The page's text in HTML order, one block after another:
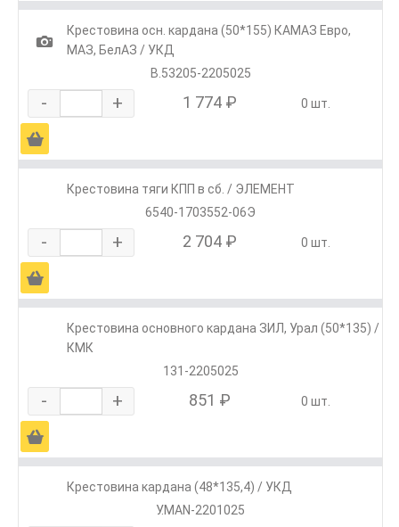
1
Крестовина осн. кардана (50*155) КАМАЗ Евро,
МАЗ, БелАЗ / УКД
В.53205-2205025
- + 1 774 ₽ 0 шт.
Ä
Крестовина тяги КПП в сб. / ЭЛЕМЕНТ
6540-1703552-06Э
- + 2 704 ₽ 0 шт.
Ä
Крестовина основного кардана ЗИЛ, Урал (50*135) /
КМК
131-2205025
- + 851 ₽ 0 шт.
Ä
Крестовина кардана (48*135,4) / УКД
У.MAN-2201025